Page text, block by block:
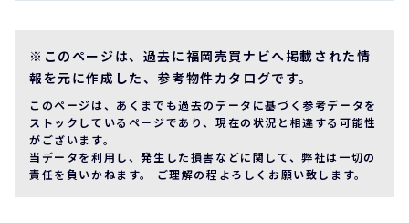
※このページは、過去に福岡売買ナビへ掲載された情
報を元に作成した、参考物件カタログです。
このページは、あくまでも過去のデータに基づく参考データを
ストックしているページであり、現在の状況と相違する可能性
がございます。
当データを利用し、発生した損害などに関して、弊社は一切の
責任を負いかねます。 ご理解の程よろしくお願い致します。